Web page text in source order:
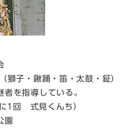
子・鍬踊・笛・太鼓・鉦）
を指導している。
1回 式見くんち）
園